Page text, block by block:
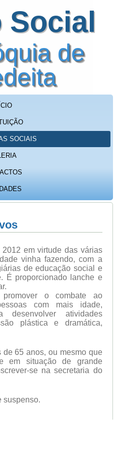
Social
de
SOCIAIS
em virtude das várias
vinha fazendo, com a
de educação social e
É proporcionado lanche e
o combate ao
com mais idade,
desenvolver atividades
plástica e dramática,
65 anos, ou mesmo que
em situação de grande
se na secretaria do
suspenso.